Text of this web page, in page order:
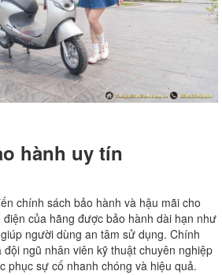
hành uy tín
chính sách bảo hành và hậu mãi cho
của hãng được bảo hành dài hạn như
người dùng an tâm sử dụng. Chính
ngũ nhân viên kỹ thuật chuyên nghiệp
phục sự cố nhanh chóng và hiệu quả.